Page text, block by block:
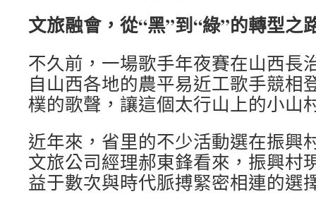
文旅融會，從“黑”到“綠”的轉型之
不久前，一場歌手年夜賽在山西長
自山西各地的農平易近工歌手競相
樸的歌聲，讓這個太行山上的小山
近年來，省里的不少活動選在振興
文旅公司經理郝東鋒看來，振興村
益于數次與時代脈搏緊密相連的選